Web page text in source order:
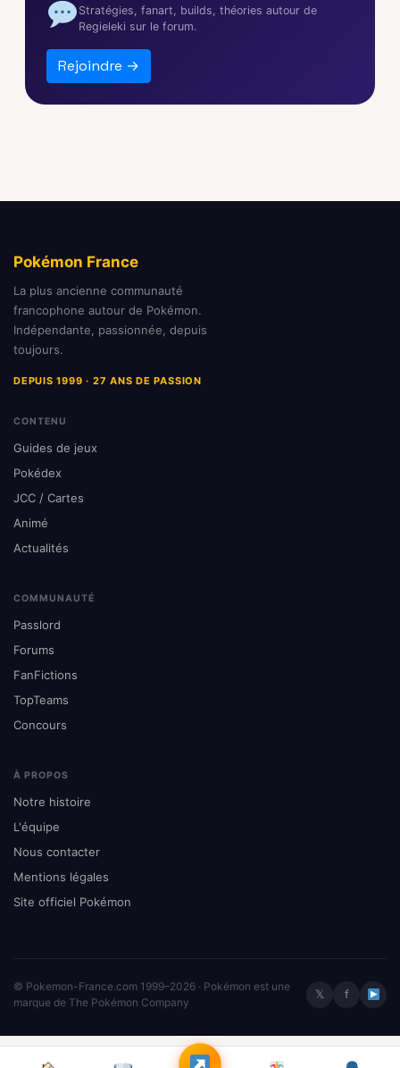
Stratégies, fanart, builds, théories autour de
Regieleki sur le forum.
Rejoindre →
Pokémon France
La plus ancienne communauté
francophone autour de Pokémon.
Indépendante, passionnée, depuis
toujours.
DEPUIS 1999 · 27 ANS DE PASSION
CONTENU
Guides de jeux
Pokédex
JCC / Cartes
Animé
Actualités
COMMUNAUTÉ
Passlord
Forums
FanFictions
TopTeams
Concours
À PROPOS
Notre histoire
L'équipe
Nous contacter
Mentions légales
Site officiel Pokémon
© Pokemon-France.com 1999–2026 · Pokémon est une
marque de The Pokémon Company
𝕏 f